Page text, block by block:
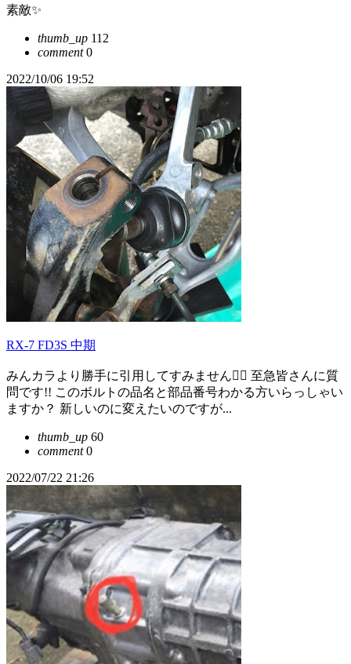
素敵✨
thumb_up 112
comment0
2022/10/06 19:52
RX-7 FD3S 中期
みんカラより勝手に引用してすみません🙇‍♂️ 至急皆さんに質
問です!! このボルトの品名と部品番号わかる方いらっしゃい
ますか？ 新しいのに変えたいのですが...
thumb_up 60
comment0
2022/07/22 21:26